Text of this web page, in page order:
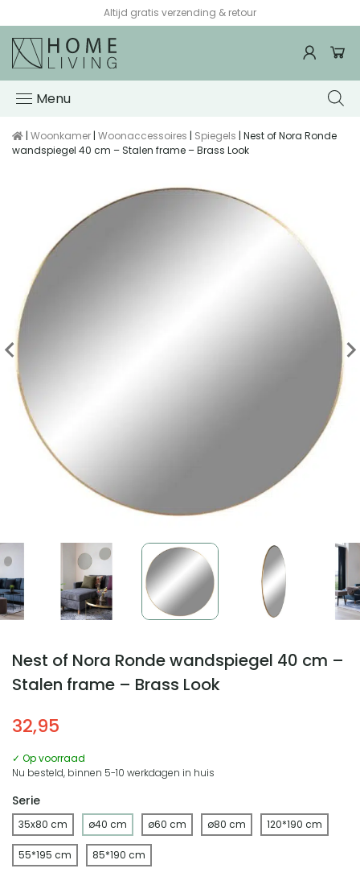
Altijd gratis verzending & retour
Menu
| Woonkamer | Woonaccessoires | Spiegels | Nest of Nora Ronde
wandspiegel 40 cm – Stalen frame – Brass Look
Nest of Nora Ronde wandspiegel 40 cm –
Stalen frame – Brass Look
32,95
✓ Op voorraad
Nu besteld, binnen 5-10 werkdagen in huis
Serie
35x80 cm ø40 cm ø60 cm ø80 cm 120*190 cm
55*195 cm 85*190 cm